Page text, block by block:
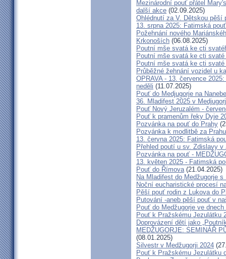
Mezinárodní pouť přátel
další akce (02.09.2025)
Ohlédnutí za V. Dětskou pěší
13. srpna 2025: Fatimská
Požehnání nového
Krkonoších (06.08.2025)
Poutní mše svatá ke cti
Poutní mše svatá ke cti
Poutní mše svatá ke cti
Průběžné žehnání vozidel u
OPRAVA - 13. července
neděli (11.07.2025)
Pouť do Medjugorje na
36. Mladifest 2025 v
Pouť Nový Jeruzalém -
Pouť k pramenům řeky Dyje
Pozvánka na pouť do Prahy
Pozvánka k modlitbě za
13. června 2025: Fatimská
Přehled poutí u sv. Zdislavy
Pozvánka na pouť -
13. květen 2025 - Fatimská
Pouť do Římova(21.04.2025)
Na Mladifest do Medžugorje s
Noční eucharistické procesí
Pěší pouť rodin z Lukova do
Putování -aneb pěší pouť v
Pouť do Medžugorje ve
Pouť k Pražskému Jezulátku
Doprovázení dětí jako
MEDŽUGORJE: SEMINÁŘ
(08.01.2025)
Silvestr v Medžugorji 2024
Pouť k Pražskému Jezulátku